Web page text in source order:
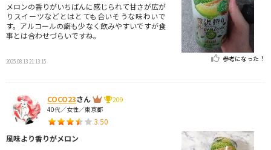
メロンの香りがいちばんに感じられて甘さが広が
りスイーツなどとはとても合いそうな味わいで
す。アルコールの癖も少なく飲みやすいですが食
事とは合わせづらいですね。
2025.08.13 21:13:15 参考になった！
COCO23さん
209
40代／女性／東京都
3.50
風味より香りがメロン